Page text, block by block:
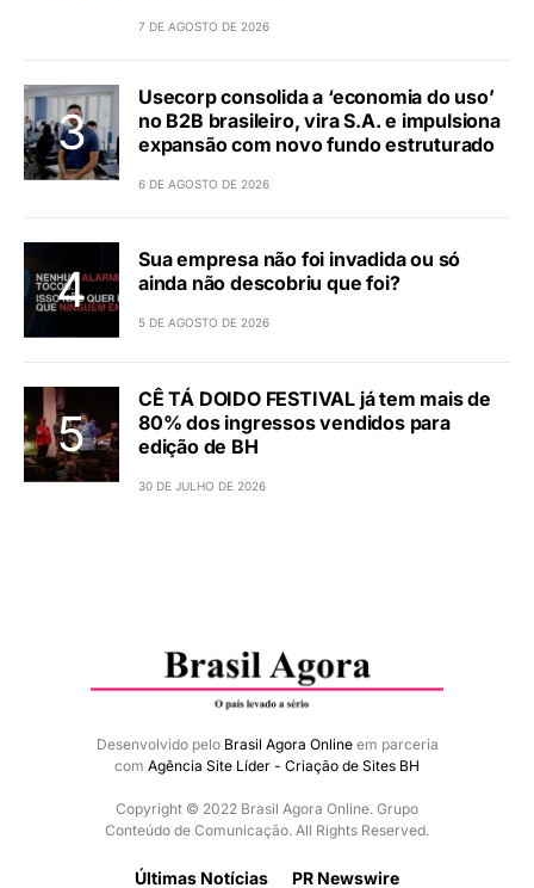
7 DE AGOSTO DE 2026
Usecorp consolida a ‘economia do uso’
no B2B brasileiro, vira S.A. e impulsiona
expansão com novo fundo estruturado
6 DE AGOSTO DE 2026
Sua empresa não foi invadida ou só
ainda não descobriu que foi?
5 DE AGOSTO DE 2026
CÊ TÁ DOIDO FESTIVAL já tem mais de
80% dos ingressos vendidos para
edição de BH
30 DE JULHO DE 2026
Desenvolvido pelo Brasil Agora Onlineem parceria
com Agência Site Líder - Criação de Sites BH
Copyright © 2022 Brasil Agora Online. Grupo
Conteúdo de Comunicação. All Rights Reserved.
Últimas Notícias PR Newswire